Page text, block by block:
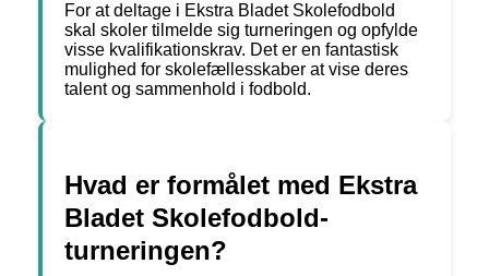
For at deltage i Ekstra Bladet Skolefodbold
skal skoler tilmelde sig turneringen og opfylde
visse kvalifikationskrav. Det er en fantastisk
mulighed for skolefællesskaber at vise deres
talent og sammenhold i fodbold.
Hvad er formålet med Ekstra
Bladet Skolefodbold-
turneringen?